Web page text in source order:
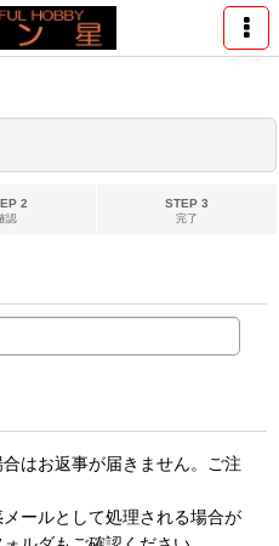
2
認
STEP 3
完了
はお返事が届きません。ご注
ールとして処理される場合が